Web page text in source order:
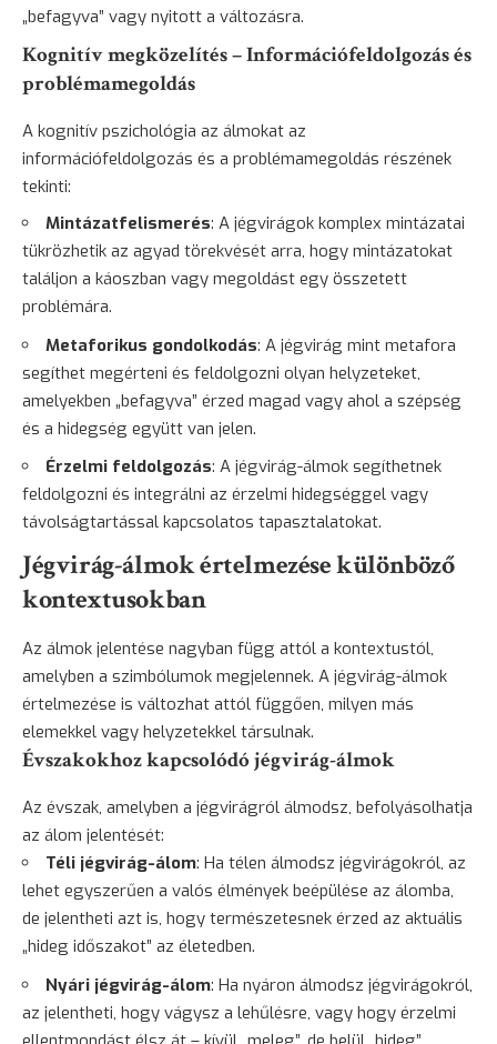
„befagyva” vagy nyitott a változásra.
Kognitív megközelítés – Információfeldolgozás és
problémamegoldás
A kognitív pszichológia az álmokat az
információfeldolgozás és a problémamegoldás részének
tekinti:
Mintázatfelismerés: A jégvirágok komplex mintázatai
tükrözhetik az agyad törekvését arra, hogy mintázatokat
találjon a káoszban vagy megoldást egy összetett
problémára.
Metaforikus gondolkodás: A jégvirág mint metafora
segíthet megérteni és feldolgozni olyan helyzeteket,
amelyekben „befagyva” érzed magad vagy ahol a szépség
és a hidegség együtt van jelen.
Érzelmi feldolgozás: A jégvirág-álmok segíthetnek
feldolgozni és integrálni az érzelmi hidegséggel vagy
távolságtartással kapcsolatos tapasztalatokat.
Jégvirág-álmok értelmezése különböző
kontextusokban
Az álmok jelentése nagyban függ attól a kontextustól,
amelyben a szimbólumok megjelennek. A jégvirág-álmok
értelmezése is változhat attól függően, milyen más
elemekkel vagy helyzetekkel társulnak.
Évszakokhoz kapcsolódó jégvirág-álmok
Az évszak, amelyben a jégvirágról álmodsz, befolyásolhatja
az álom jelentését:
Téli jégvirág-álom: Ha télen álmodsz jégvirágokról, az
lehet egyszerűen a valós élmények beépülése az álomba,
de jelentheti azt is, hogy természetesnek érzed az aktuális
„hideg időszakot” az életedben.
Nyári jégvirág-álom: Ha nyáron álmodsz jégvirágokról,
az jelentheti, hogy vágysz a lehűlésre, vagy hogy érzelmi